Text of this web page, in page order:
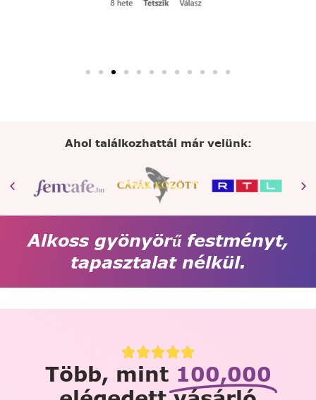
Ahol találkozhattál már velünk:
Alkoss gyönyörű festményt,
tapasztalat nélkül.
Több, mint 100,000